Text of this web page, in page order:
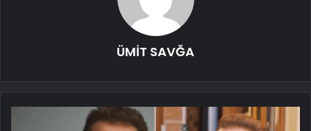
ÜMİT SAVĞA